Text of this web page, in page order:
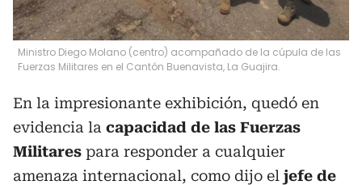
Ministro Diego Molano (centro) acompañado de la cúpula de las
Fuerzas Militares en el Cantón Buenavista, La Guajira.
En la impresionante exhibición, quedó en
evidencia la capacidad de las Fuerzas
Militares para responder a cualquier
amenaza internacional, como dijo el jefe de